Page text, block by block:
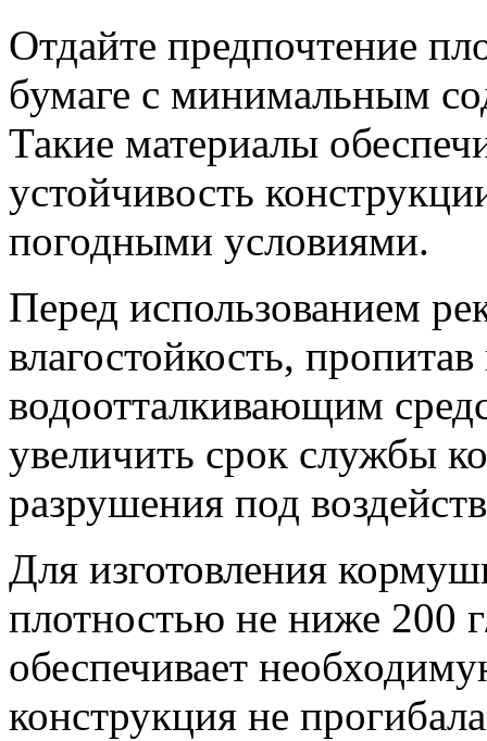
Отдайте предпочтение
бумаге с минимальным
Такие материалы
устойчивость
погодными условиями.
Перед использованием
влагостойкость,
водоотталкивающим
увеличить срок службы
разрушения под
Для изготовления
плотностью не ниже 200
обеспечивает
конструкция не